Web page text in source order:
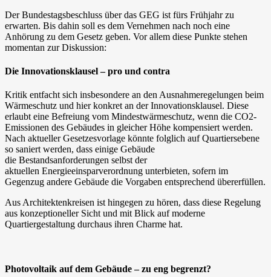
Der Bundestagsbeschluss über das GEG ist fürs Frühjahr zu
erwarten. Bis dahin soll es dem Vernehmen nach noch eine
Anhörung zu dem Gesetz geben. Vor allem diese Punkte stehen
momentan zur Diskussion:
Die Innovationsklausel – pro und contra
Kritik entfacht sich insbesondere an den Ausnahmeregelungen beim
Wärmeschutz und hier konkret an der Innovationsklausel. Diese
erlaubt eine Befreiung vom Mindestwärmeschutz, wenn die CO2-
Emissionen des Gebäudes in gleicher Höhe kompensiert werden.
Nach aktueller Gesetzesvorlage könnte folglich auf Quartiersebene
so saniert werden, dass einige Gebäude
die Bestandsanforderungen selbst der
aktuellen Energieeinsparverordnung unterbieten, sofern im
Gegenzug andere Gebäude die Vorgaben entsprechend übererfüllen.
Aus Architektenkreisen ist hingegen zu hören, dass diese Regelung
aus konzeptioneller Sicht und mit Blick auf moderne
Quartiergestaltung durchaus ihren Charme hat.
Photovoltaik auf dem Gebäude – zu eng begrenzt?